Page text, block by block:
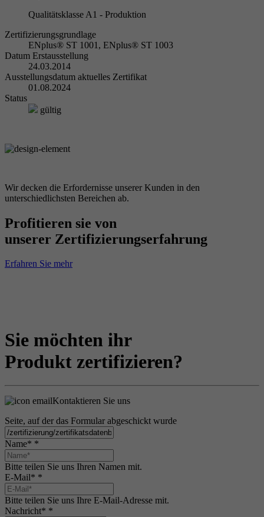
Qualitätsklasse A1 - Produktion
Zertifizierungsgrundlage
ENplus® ST 1001, ENplus® ST 1003
Datum Erstausstellung
24.03.2014
Ausstellungsdatum aktuelles Zertifikat
01.08.2024
Status
gültig
Wir decken die Erfordernisse unserer Kunden in den
unterschiedlichsten Bereichen ab.
Profitieren sie von
unserer Zertifizierungserfahrung
Erfahren Sie mehr
Sie möchten ihr
Produkt zertifizieren?
Kontaktieren Sie uns
Seite, auf der das Formular abgeschickt wurde
Name* *
Bitte teilen Sie uns Ihren Namen mit.
E-Mail* *
Bitte teilen Sie uns Ihre E-Mail-Adresse mit.
Nachricht* *